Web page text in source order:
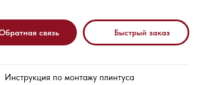
связь Быстрый заказ
Инструкция по монтажу плинтуса